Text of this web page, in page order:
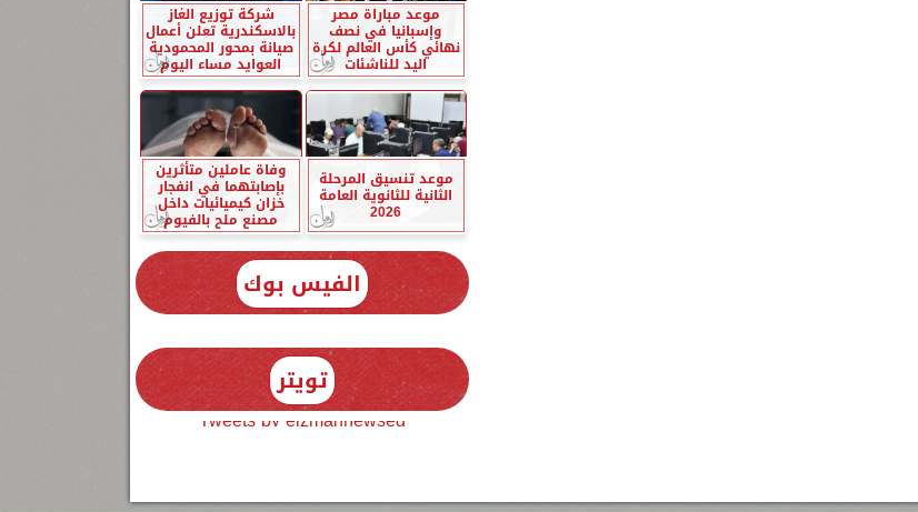
موعد مباراة مصر
وإسبانيا في نصف
نهائي كأس العالم لكرة
اليد للناشئات
شركة توزيع الغاز
بالاسكندرية تعلن أعمال
صيانة بمحور المحمودية
العوايد مساء اليوم
موعد تنسيق المرحلة
الثانية للثانوية العامة
2026
وفاة عاملين متأثرين
بإصابتهما في انفجار
خزان كيميائيات داخل
مصنع ملح بالفيوم
الفيس بوك
تويتر
Tweets by elzmannewseg